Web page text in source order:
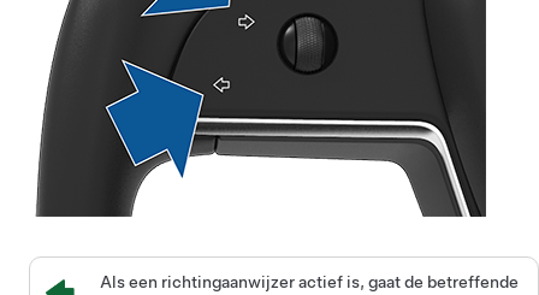
Als een richtingaanwijzer actief is, gaat de betreffende